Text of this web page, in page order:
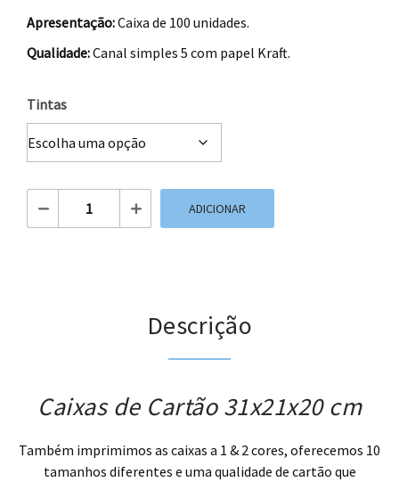
Apresentação:Caixa de 100 unidades.
Qualidade:Canal simples 5 com papel Kraft.
Tintas
Quantidade de Caixas de Cartão 31x21x20 cm
ADICIONAR
Descrição
Caixas de Cartão 31x21x20 cm
Também imprimimos as caixas a 1 & 2 cores, oferecemos 10
tamanhos diferentes e uma qualidade de cartão que